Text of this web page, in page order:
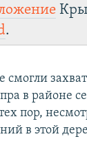
.
смогли
в районе
пор,
в этой